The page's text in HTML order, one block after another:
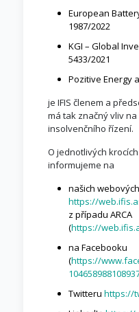
European
1987/2022
KGI – Global
5433/2021
Pozitive Energy
je IFIS členem a
má tak značný vliv
insolvenčního řízení.
O jednotlivých
informujeme na
našich
https://
z případu ARCA
(https://
na Facebooku
(https://
Twitteru https://